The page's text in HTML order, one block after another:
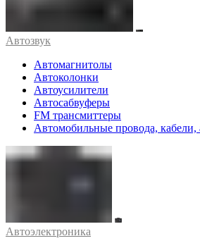
Автозвук
Автомагнитолы
Автоколонки
Автоусилители
Автосабвуферы
FM трансмиттеры
Автомобильные провода, кабели,
Автоэлектроника